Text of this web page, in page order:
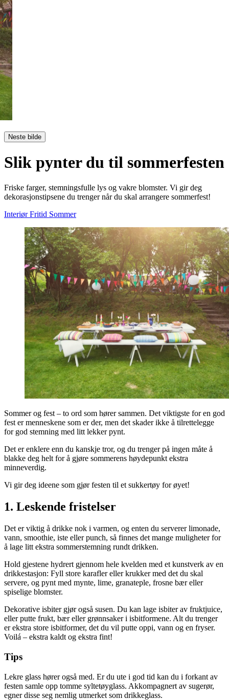
Neste bilde
Slik pynter du til sommerfesten
Friske farger, stemningsfulle lys og vakre blomster. Vi gir deg
dekorasjonstipsene du trenger når du skal arrangere sommerfest!
Interiør Fritid Sommer
Sommer og fest – to ord som hører sammen. Det viktigste for en god
fest er menneskene som er der, men det skader ikke å tilrettelegge
for god stemning med litt lekker pynt.
Det er enklere enn du kanskje tror, og du trenger på ingen måte å
blakke deg helt for å gjøre sommerens høydepunkt ekstra
minneverdig.
Vi gir deg ideene som gjør festen til et sukkertøy for øyet!
1. Leskende fristelser
Det er viktig å drikke nok i varmen, og enten du serverer limonade,
vann, smoothie, iste eller punch, så finnes det mange muligheter for
å lage litt ekstra sommerstemning rundt drikken.
Hold gjestene hydrert gjennom hele kvelden med et kunstverk av en
drikkestasjon: Fyll store karafler eller krukker med det du skal
servere, og pynt med mynte, lime, granateple, frosne bær eller
spiselige blomster.
Dekorative isbiter gjør også susen. Du kan lage isbiter av fruktjuice,
eller putte frukt, bær eller grønnsaker i isbitformene. Alt du trenger
er ekstra store isbitformer, det du vil putte oppi, vann og en fryser.
Voilá – ekstra kaldt og ekstra fint!
Tips
Lekre glass hører også med. Er du ute i god tid kan du i forkant av
festen samle opp tomme syltetøyglass. Akkompagnert av sugerør,
egner disse seg nemlig utmerket som drikkeglass.